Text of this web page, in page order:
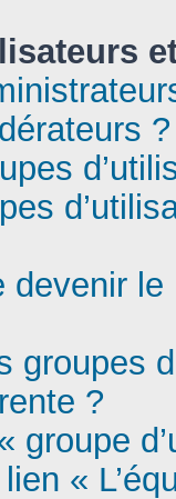
?
le
groupes
?
groupe
«